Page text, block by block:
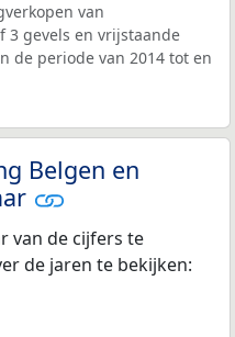
van
3 gevels en vrijstaande
de periode van 2014 tot en
Belgen en
van de cijfers te
de jaren te bekijken: